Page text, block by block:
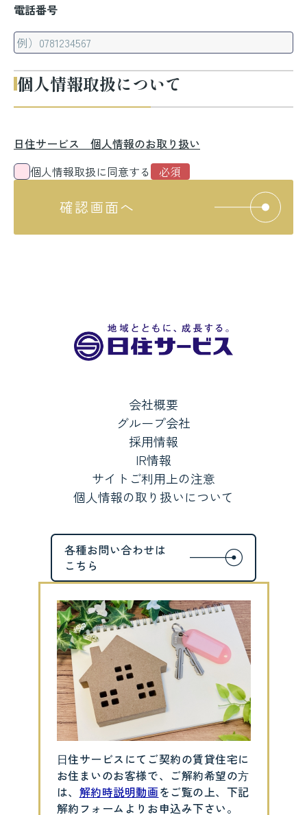
電話番号
個人情報取扱について
日住サービス 個人情報のお取り扱い
個人情報取扱に同意する
確認画面へ
会社概要
グループ会社
採用情報
IR情報
サイトご利用上の注意
個人情報の取り扱いについて
⽇住サービスにてご契約の賃貸住宅に
お住まいのお客様で、ご解約希望の⽅
は、 解約時説明動画をご覧の上、下記
解約フォームよりお申込み下さい。